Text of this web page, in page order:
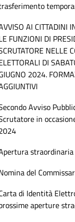
AI CITTADINI
FUNZIONI DI
NELLE
DI
2024.
Avviso
in
del
di Identità
aperture